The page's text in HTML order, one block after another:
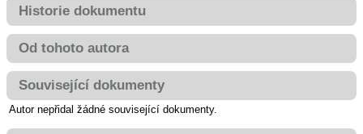
Historie dokumentu
Od tohoto autora
Související dokumenty
Autor nepřidal žádné související dokumenty.